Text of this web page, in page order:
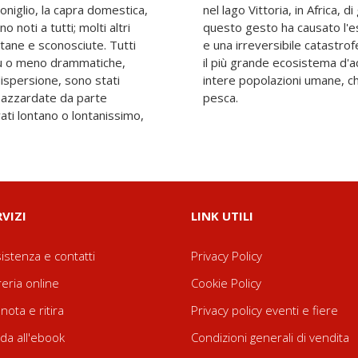
la capra domestica,
noti a tutti; molti altri
e sconosciute. Tutti
o meno drammatiche,
sono stati
da parte
lontano o lontanissimo,
di perca del Nilo:
di specie di pesci
ha stravolto per sempre
del mondo e la vita di
propria economia sulla
pesca.
e contatti
online
e ritira
all'ebook
LINK UTILI
Privacy Policy
Cookie Policy
Privacy policy eventi e fiere
Condizioni generali di vendita